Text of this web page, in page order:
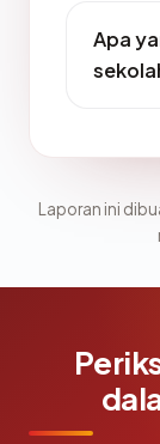
Apa
Laporan ini